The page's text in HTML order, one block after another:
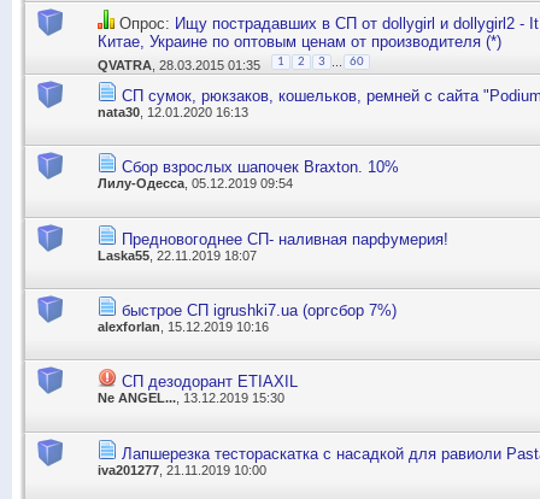
Опрос: Ищу пострадавших в СП от dollygirl и dollygirl2 -
Китае, Украине по оптовым ценам от производителя (*)
QVATRA , 28.03.2015 01:35 1 2 3 60
СП сумок, рюкзаков, кошельков, ремней с сайта
nata30 , 12.01.2020 16:13
Сбор взрослых шапочек Braxton. 10%
Лилу-Одесса , 05.12.2019 09:54
Предновогоднее СП- наливная парфумерия!
Laska55 , 22.11.2019 18:07
быстрое СП igrushki7.ua (оргсбор 7%)
alexforlan , 15.12.2019 10:16
СП дезодорант ETIAXIL
Ne ANGEL..., 13.12.2019 15:30
Лапшерезка тестораскатка с насадкой для равиоли
iva201277 , 21.11.2019 10:00